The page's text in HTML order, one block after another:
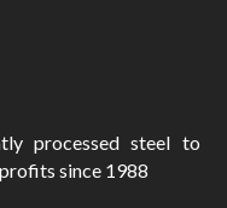
processed steel to
since 1988